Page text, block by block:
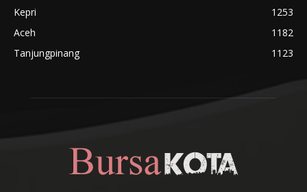
Kepri
1253
Aceh
1182
Tanjungpinang
1123